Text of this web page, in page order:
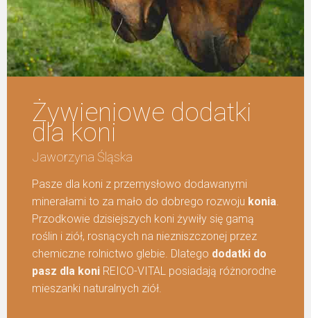
Żywieniowe dodatki
dla koni
Jaworzyna Śląska
Pasze dla koni z przemysłowo dodawanymi
minerałami to za mało do dobrego rozwoju konia
Przodkowie dzisiejszych koni żywiły się gamą
roślin i ziół, rosnących na niezniszczonej przez
chemiczne rolnictwo glebie. Dlatego dodatki do
pasz dla koni REICO-VITAL posiadają różnorodne
mieszanki naturalnych ziół.